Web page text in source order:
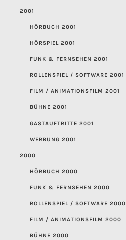
2001
HÖRBUCH 2001
HÖRSPIEL 2001
FUNK & FERNSEHEN 2001
ROLLENSPIEL / SOFTWARE 2001
FILM / ANIMATIONSFILM 2001
BÜHNE 2001
GASTAUFTRITTE 2001
WERBUNG 2001
2000
HÖRBUCH 2000
FUNK & FERNSEHEN 2000
ROLLENSPIEL / SOFTWARE 2000
FILM / ANIMATIONSFILM 2000
BÜHNE 2000